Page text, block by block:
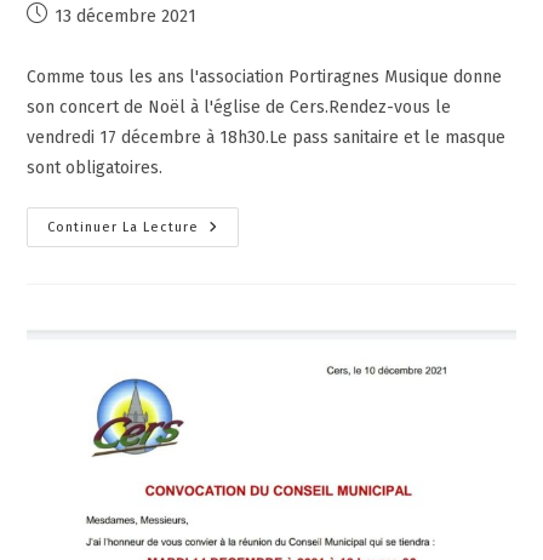
13 décembre 2021
Comme tous les ans l'association Portiragnes Musique donne
son concert de Noël à l'église de Cers.Rendez-vous le
vendredi 17 décembre à 18h30.Le pass sanitaire et le masque
sont obligatoires.
Continuer La Lecture